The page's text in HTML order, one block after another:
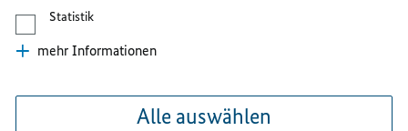
Statistik
mehr Informationen
Alle auswählen